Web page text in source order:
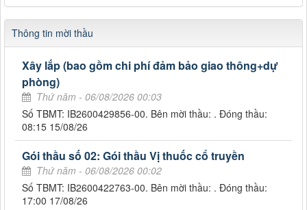
Thông tin mời thầu
Xây lắp (bao gồm chi phí đảm bảo giao thông+dự
phòng)
Thứ năm - 06/08/2026 00:03
Số TBMT: IB2600429856-00. Bên mời thầu: . Đóng thầu:
08:15 15/08/26
Gói thầu số 02: Gói thầu Vị thuốc cổ truyền
Thứ năm - 06/08/2026 00:02
Số TBMT: IB2600422763-00. Bên mời thầu: . Đóng thầu:
17:00 17/08/26